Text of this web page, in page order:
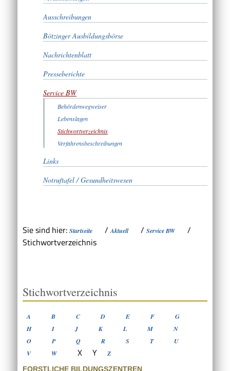
Ausschreibungen
Bötzinger Ausbildungsbörse
Nachrichtenblatt
Presseberichte
Service BW
Behördenwegweiser
Lebenslagen
Stichwortverzeichnis
Verfahrensbeschreibungen
Links
Notruftafel / Gesundheitswesen
Sie sind hier: Startseite /Aktuell / Service BW
/
Stichwortverzeichnis
Stichwortverzeichnis
A B C D E F
G
H
I J K L M
N
O
P Q R S T
U
V
W X Y Z
FORSTLICHE BILDUNGSZENTREN